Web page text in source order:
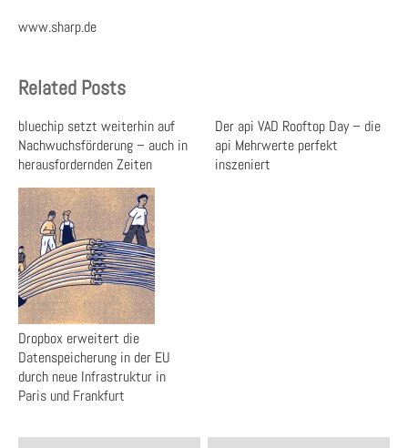
www.sharp.de
Related Posts
bluechip setzt weiterhin auf
Nachwuchsförderung – auch in
herausfordernden Zeiten
Der api VAD Rooftop Day – die
api Mehrwerte perfekt
inszeniert
Dropbox erweitert die
Datenspeicherung in der EU
durch neue Infrastruktur in
Paris und Frankfurt